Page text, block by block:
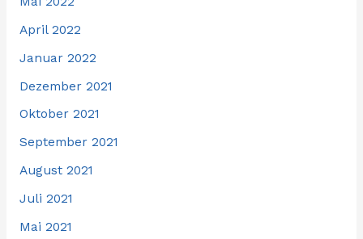
April 2022
Januar 2022
Dezember 2021
Oktober 2021
September 2021
August 2021
Juli 2021
Mai 2021